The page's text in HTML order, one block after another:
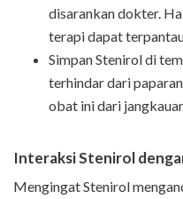
disarankan dokter.
terapi dapat
Simpan Stenirol di
terhindar dari
obat ini dari
Interaksi Stenirol
Mengingat Stenirol